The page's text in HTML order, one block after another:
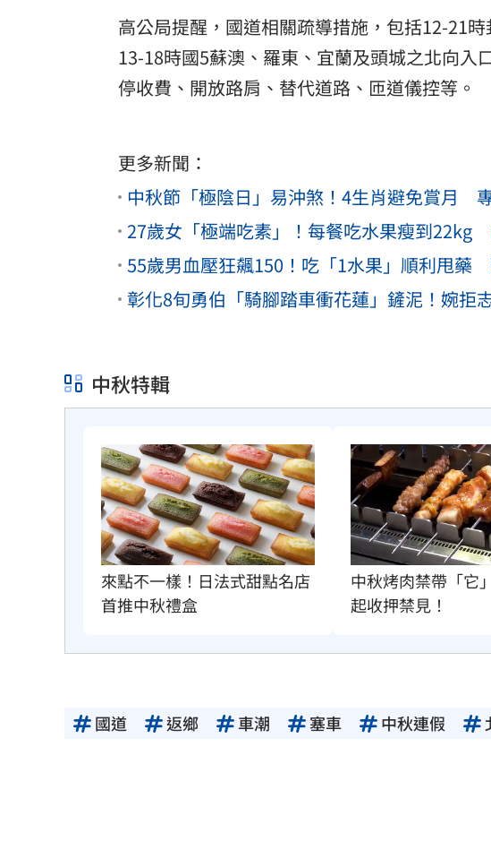
高公局提醒，國道相關疏導措施，包括12-21
13-18時國5蘇澳、羅東、宜蘭及頭城之北向
停收費、開放路肩、替代道路、匝道儀控等。
更多新聞：
中秋節「極陰日」易沖煞！4生肖避免賞月
27歲女「極端吃素」！每餐吃水果瘦到22kg
55歲男血壓狂飆150！吃「1水果」順利甩藥
彰化8旬勇伯「騎腳踏車衝花蓮」鏟泥！婉拒
中秋特輯
來點不一樣！日法式甜點名店
首推中秋禮盒
中秋烤肉禁帶「它
起收押禁見！
國道 返鄉 車潮 塞車 中秋連假